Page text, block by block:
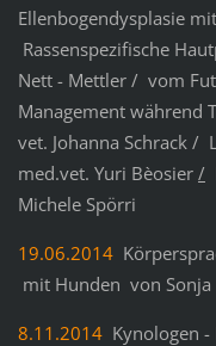
Ellenbogendysplasie
Rassenspezifische
Nett - Mettler / vom
Management während
vet. Johanna Schrack /
med.vet. Yuri Bèosier /
Michele Spörri
19.06.2014
mit Hunden von
8.11.2014 Kynologen -